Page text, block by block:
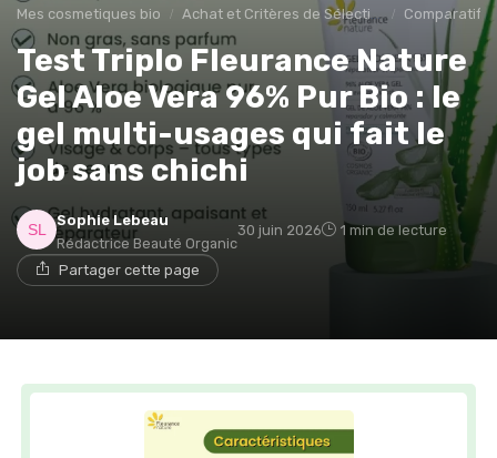
Mes cosmetiques bio Achat et Critères de Sélection Comparatifs
Test Triplo Fleurance Nature
Gel Aloe Vera 96% Pur Bio : le
gel multi-usages qui fait le
job sans chichi
Sophie Lebeau
Rédactrice Beauté Organic
30 juin 2026 1 min de lecture
Partager cette page